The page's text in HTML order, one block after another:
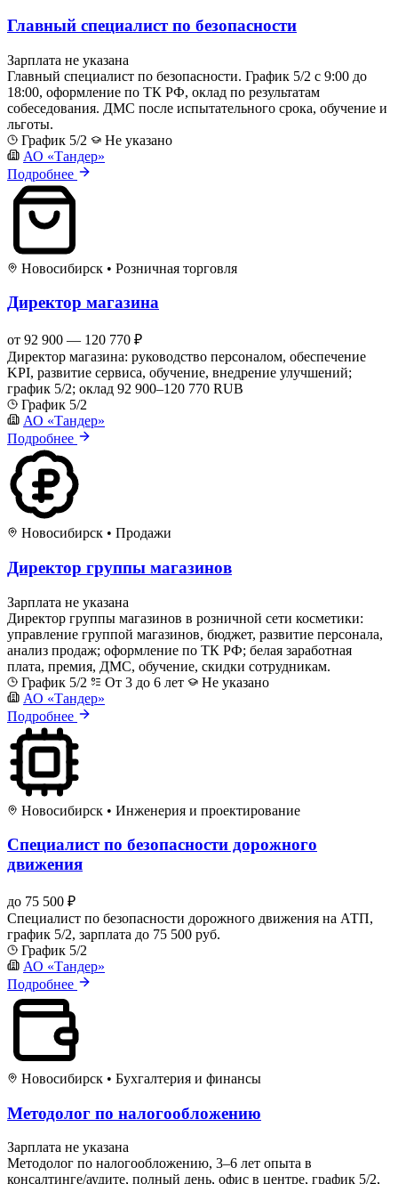
Главный специалист по безопасности
Зарплата не указана
Главный специалист по безопасности. График 5/2 с 9:00 до
18:00, оформление по ТК РФ, оклад по результатам
собеседования. ДМС после испытательного срока, обучение и
льготы.
График 5/2
Не указано
АО «Тандер»
Подробнее
Новосибирск • Розничная торговля
Директор магазина
от 92 900 — 120 770 ₽
Директор магазина: руководство персоналом, обеспечение
KPI, развитие сервиса, обучение, внедрение улучшений;
график 5/2; оклад 92 900–120 770 RUB
График 5/2
АО «Тандер»
Подробнее
Новосибирск • Продажи
Директор группы магазинов
Зарплата не указана
Директор группы магазинов в розничной сети косметики:
управление группой магазинов, бюджет, развитие персонала,
анализ продаж; оформление по ТК РФ; белая заработная
плата, премия, ДМС, обучение, скидки сотрудникам.
График 5/2
От 3 до 6 лет
Не указано
АО «Тандер»
Подробнее
Новосибирск • Инженерия и проектирование
Специалист по безопасности дорожного
движения
до 75 500 ₽
Специалист по безопасности дорожного движения на АТП,
график 5/2, зарплата до 75 500 руб.
График 5/2
АО «Тандер»
Подробнее
Новосибирск • Бухгалтерия и финансы
Методолог по налогообложению
Зарплата не указана
Методолог по налогообложению, 3–6 лет опыта в
консалтинге/аудите, полный день, офис в центре, график 5/2,